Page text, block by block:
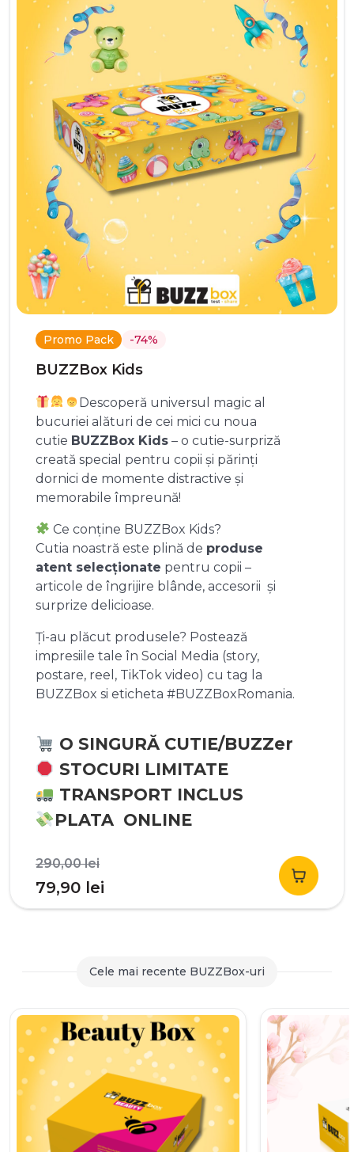
Promo Pack -74%
BUZZBox Kids
Descoperă universul magic al
bucuriei alături de cei mici cu noua
cutie BUZZBox Kids – o cutie-surpriză
creată special pentru copii și părinți
dornici de momente distractive și
memorabile împreună!
Ce conține BUZZBox Kids?
Cutia noastră este plină de produse
atent selecționate pentru copii –
articole de îngrijire blânde, accesorii și
surprize delicioase.
Ți-au plăcut produsele? Postează
impresiile tale în Social Media (story,
postare, reel, TikTok video) cu tag la
BUZZBox si eticheta #BUZZBoxRomania.
O SINGURĂ CUTIE/BUZZer
STOCURI LIMITATE
TRANSPORT INCLUS
PLATA ONLINE
290,00leiPrețul
inițial
a
290,00 lei.
79,90 lei
curent
79,90 lei.
Cele mai recente BUZZBox-uri